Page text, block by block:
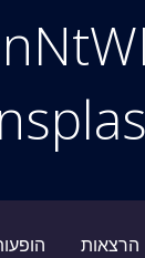
הרצאות